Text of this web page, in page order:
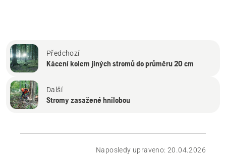
Předchozí
Kácení kolem jiných stromů do průměru 20 cm
Další
Stromy zasažené hnilobou
Naposledy upraveno: 20.04.2026